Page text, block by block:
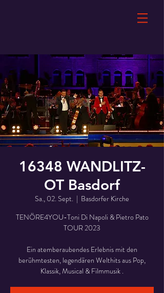
16348 WANDLITZ-
OT Basdorf
Sa., 02. Sept.
  |
Basdorfer Kirche
TENÖRE4YOU-Toni Di Napoli & Pietro Pato
TOUR 2023
Ein atemberaubendes Erlebnis mit den
berühmtesten, legendären Welthits aus Pop,
Klassik, Musical & Filmmusik .